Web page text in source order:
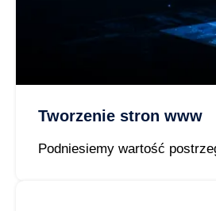
Tworzenie stron www
Podniesiemy wartość